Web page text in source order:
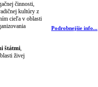
činnosti,
kultúry z
cieľa v oblasti
štátmi,
živej
Podrobnejšie info...